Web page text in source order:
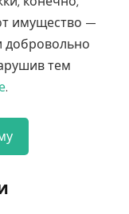
имущество —
добровольно
тем
.